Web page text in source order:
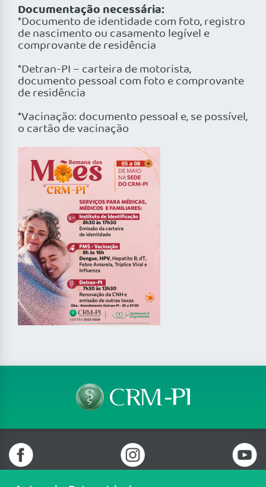
Documentação necessária:
*Documento de identidade com foto, registro
de nascimento ou casamento legível e
comprovante de residência
*Detran-PI – carteira de motorista,
documento pessoal com foto e comprovante
de residência
*Vacinação: documento pessoal e, se possível,
o cartão de vacinação